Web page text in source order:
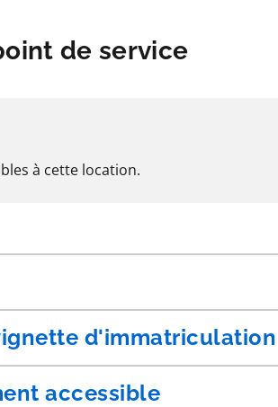
de service
à cette location.
d'immatriculation
accessible